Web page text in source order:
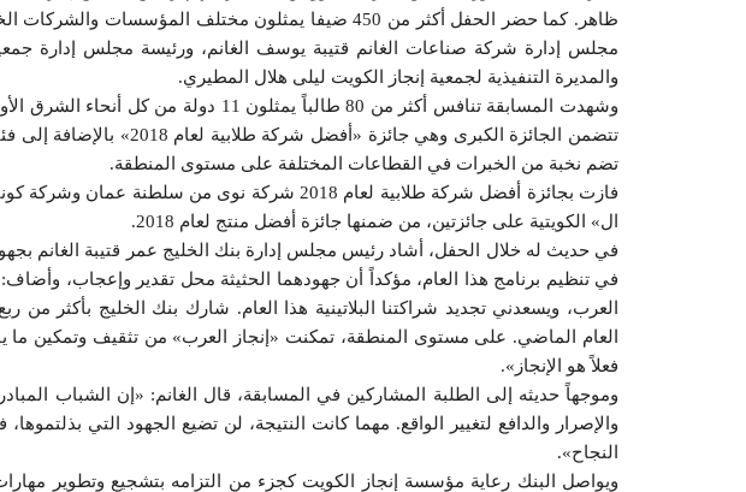
ظاهر. كما حضر الحفل أكثر من 450 ضيفا يمثلون مختلف
مجلس إدارة شركة صناعات الغانم قتيبة يوسف الغانم، ورئيسة مجلس إدارة
والمديرة التنفيذية لجمعية إنجاز الكويت ليلى هلال المطيري.
تتضمن الجائزة الكبرى وهي
تضم نخبة من الخبرات في القطاعات المختلفة على مستوى المنطقة.
فازت بجائزة أفضل شركة طلابية لعام 2018 شركة نوى
ال» الكويتية على جائزتين، من ضمنها جائزة أفضل منتج لعام 2018.
في حديث له خلال الحفل، أشاد رئيس مجلس إدارة بنك الخليج عمر قتيبة الغانم
في تنظيم برنامج هذا العام، مؤكداً أن جهودهما الحثيثة محل تقدير وإعجاب، وأضاف:
العرب، ويسعدني تجديد شراكتنا البلاتينية هذا العام. شارك بنك الخليج بأكثر
فعلاً هو الإنجاز».
وموجهاً حديثه إلى الطلبة المشاركين في المسابقة، قال الغانم: «إن الشباب
والإصرار والدافع لتغيير الواقع. مهما كانت النتيجة، لن تضيع الجهود التي
النجاح».
ويواصل البنك رعاية مؤسسة إنجاز الكويت كجزء من التزامه بتشجيع وتطوير